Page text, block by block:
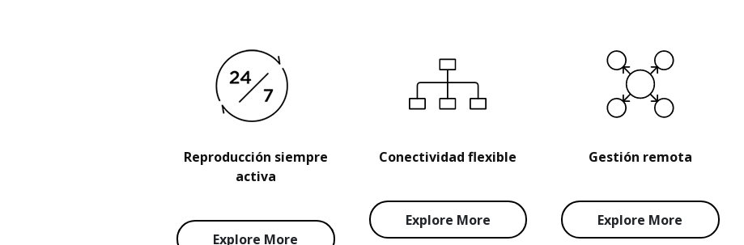
Reproducción siempre
activa
Explore More
Conectividad flexible
Explore More
Gestión remota
Explore More